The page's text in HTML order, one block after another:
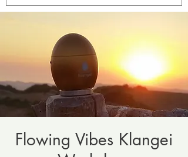
Flowing Vibes Klangei